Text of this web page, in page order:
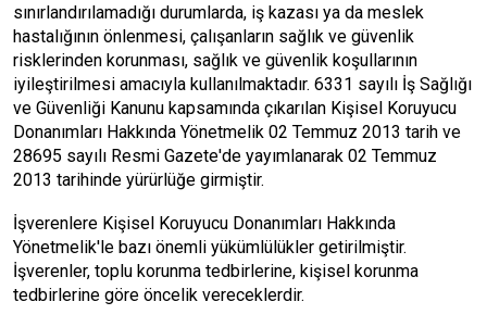
sınırlandırılamadığı durumlarda, iş kazası ya da meslek
hastalığının önlenmesi, çalışanların sağlık ve güvenlik
risklerinden korunması, sağlık ve güvenlik koşullarının
iyileştirilmesi amacıyla kullanılmaktadır. 6331 sayılı İş Sağlığı
ve Güvenliği Kanunu kapsamında çıkarılan Kişisel Koruyucu
Donanımları Hakkında Yönetmelik 02 Temmuz 2013 tarih ve
28695 sayılı Resmi Gazete'de yayımlanarak 02 Temmuz
2013 tarihinde yürürlüğe girmiştir.
İşverenlere Kişisel Koruyucu Donanımları Hakkında
Yönetmelik'le bazı önemli yükümlülükler getirilmiştir.
İşverenler, toplu korunma tedbirlerine, kişisel korunma
tedbirlerine göre öncelik vereceklerdir.